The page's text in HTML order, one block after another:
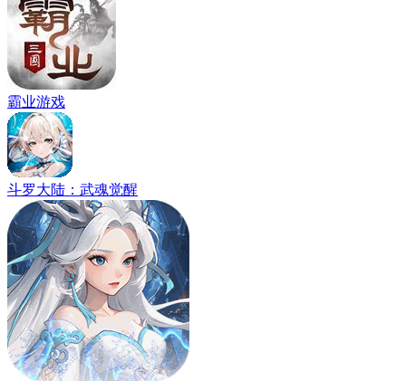
霸业游戏
斗罗大陆：武魂觉醒